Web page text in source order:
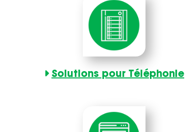
Solutions pour Téléphonie